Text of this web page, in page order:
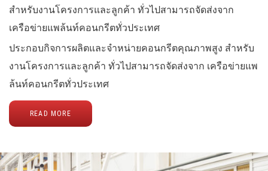
สำหรับงานโครงการและลูกค้า ทั่วไปสามารถจัดส่งจาก
เครือข่ายแพล้นท์คอนกรีตทั่วประเทศ
ประกอบกิจการผลิตและจำหน่ายคอนกรีตคุณภาพสูง สำหรับ
งานโครงการและลูกค้า ทั่วไปสามารถจัดส่งจาก เครือข่ายแพ
ล้นท์คอนกรีตทั่วประเทศ
READ MORE